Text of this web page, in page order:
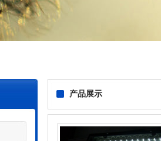
产品展示